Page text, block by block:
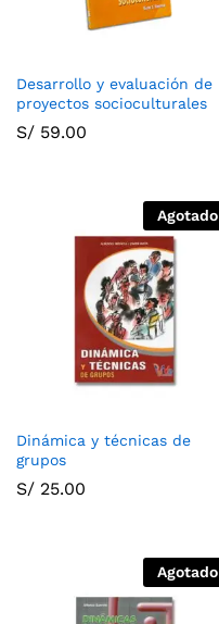
Desarrollo y evaluación de
proyectos socioculturales
S/ 59.00
Agotado
Dinámica y técnicas de
grupos
S/ 25.00
Agotado